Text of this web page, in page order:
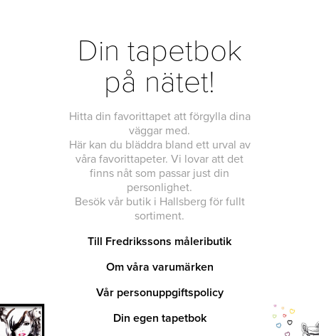
Din tapetbok
på nätet!
Hitta din favorittapet att förgylla dina
väggar med.
Här kan du bläddra bland ett urval av
våra favorittapeter. Vi lovar att det
finns nåt som passar just din
personlighet.
Besök vår butik i Hallsberg för fullt
sortiment.
Till Fredrikssons måleributik
Om våra varumärken
Vår personuppgiftspolicy
Din egen tapetbok